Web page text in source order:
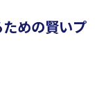
めの賢いプ